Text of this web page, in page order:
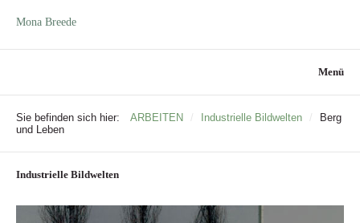
Mona Breede
Menü
Sie befinden sich hier: ARBEITEN / Industrielle Bildwelten /
Berg
und Leben
Industrielle Bildwelten